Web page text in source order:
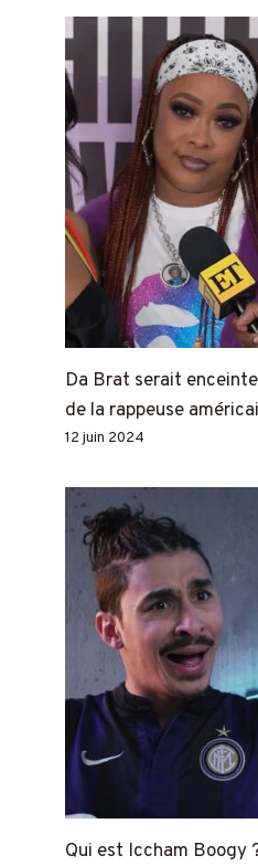
Da Brat serait
de la rappeuse
12 juin 2024
Qui est Iccham Boogy